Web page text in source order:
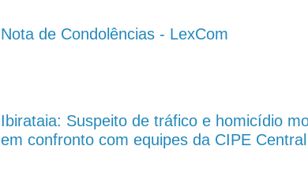
Nota de Condolências - LexCom
Ibirataia: Suspeito de tráfico e homicídio
em confronto com equipes da CIPE Central